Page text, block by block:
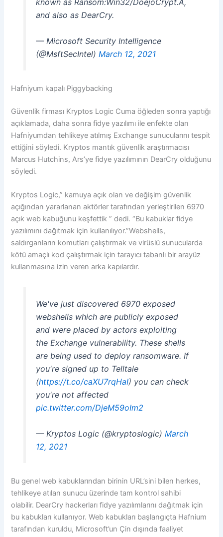
known as Ransom:Win32/DoejoCrypt.A,
and also as DearCry.
— Microsoft Security Intelligence
(@MsftSecIntel) March 12, 2021
Hafniyum kapalı Piggybacking
Güvenlik firması Kryptos Logic Cuma öğleden sonra yaptığı
açıklamada, daha sonra fidye yazılımı ile enfekte olan
Hafniyumdan tehlikeye atılmış Exchange sunucularını tespit
ettiğini söyledi. Kryptos mantık güvenlik araştırmacısı
Marcus Hutchins, Ars’ye fidye yazılımının DearCry olduğunu
söyledi.
Kryptos Logic,” kamuya açık olan ve değişim güvenlik
açığından yararlanan aktörler tarafından yerleştirilen 6970
açık web kabuğunu keşfettik ” dedi. “Bu kabuklar fidye
yazılımını dağıtmak için kullanılıyor.”Webshells,
saldırganların komutları çalıştırmak ve virüslü sunucularda
kötü amaçlı kod çalıştırmak için tarayıcı tabanlı bir arayüz
kullanmasına izin veren arka kapılardır.
We've just discovered 6970 exposed
webshells which are publicly exposed
and were placed by actors exploiting
the Exchange vulnerability. These shells
are being used to deploy ransomware. If
you're signed up to Telltale
(https://t.co/caXU7rqHaI) you can check
you're not affected
pic.twitter.com/DjeM59oIm2
— Kryptos Logic (@kryptoslogic) March
12, 2021
Bu genel web kabuklarından birinin URL’sini bilen herkes,
tehlikeye atılan sunucu üzerinde tam kontrol sahibi
olabilir. DearCry hackerları fidye yazılımlarını dağıtmak için
bu kabukları kullanıyor. Web kabukları başlangıçta Hafnium
tarafından kuruldu, Microsoft’un Çin dışında faaliyet